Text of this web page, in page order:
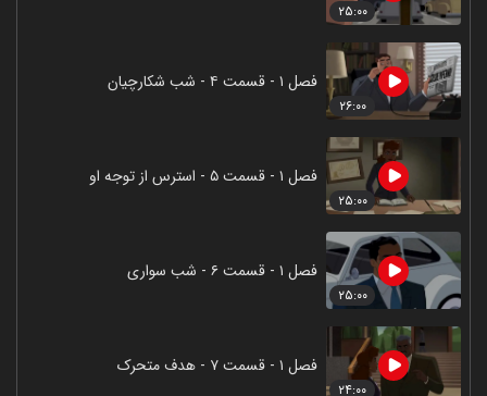
۲۵:۰۰
۲۶:۰۰
فصل ۱ - قسمت ۴ - شب شکارچیان
۲۵:۰۰
فصل ۱ - قسمت ۵ - استرس از توجه او
۲۵:۰۰
فصل ۱ - قسمت ۶ - شب سواری
۲۴:۰۰
فصل ۱ - قسمت ۷ - هدف متحرک